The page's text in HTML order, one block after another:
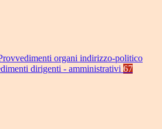
organi indirizzo-politico
dirigenti - amministrativi 67